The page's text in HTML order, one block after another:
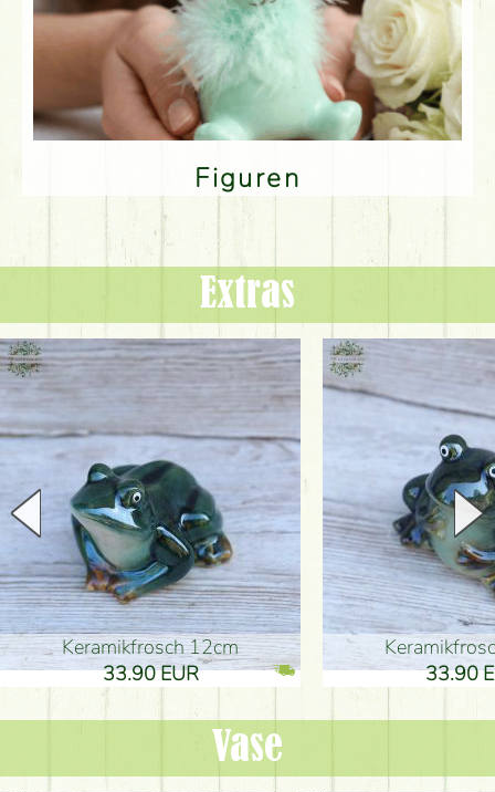
Figuren
Extras
Keramikfrosch 12cm
33.90 EUR
33.90
Vase